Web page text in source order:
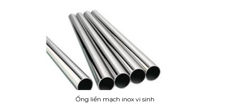
Ống liền mạch inox vi sinh